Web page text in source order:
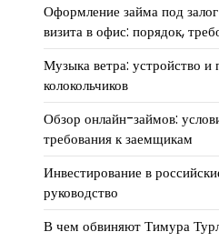
Оформление займа под
визита в офис: порядок,
Музыка ветра: устройство и
колокольчиков
Обзор онлайн-займов:
требования к заемщикам
Инвестирование в
руководство
В чем обвиняют Тимура